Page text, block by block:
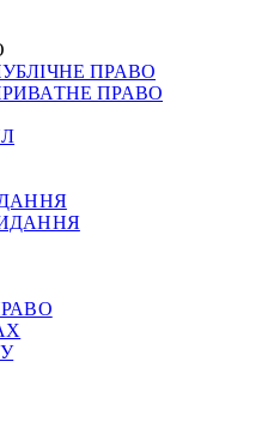
ПРАВО
ПРАВО